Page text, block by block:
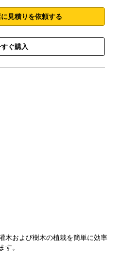
見積りを依頼する
ぐ購入
木および樹木の植栽を簡単に効率
。